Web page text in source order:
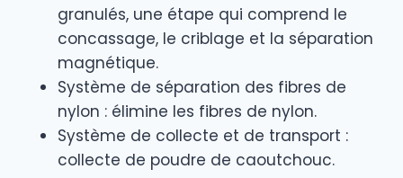
granulés, une étape qui comprend le
concassage, le criblage et la séparation
magnétique.
Système de séparation des fibres de
nylon : élimine les fibres de nylon.
Système de collecte et de transport :
collecte de poudre de caoutchouc.